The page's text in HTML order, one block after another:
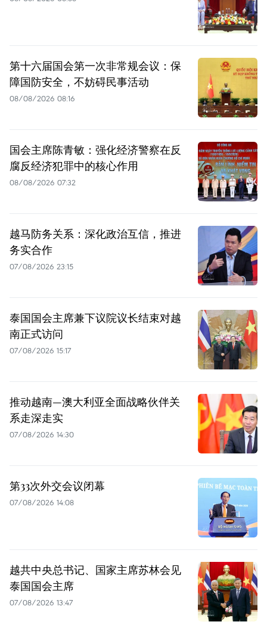
第十六届国会第一次非常规会议：保
障国防安全，不妨碍民事活动
08/08/2026 08:16
国会主席陈青敏：强化经济警察在反
腐反经济犯罪中的核心作用
08/08/2026 07:32
越马防务关系：深化政治互信，推进
务实合作
07/08/2026 23:15
泰国国会主席兼下议院议长结束对越
南正式访问
07/08/2026 15:17
推动越南—澳大利亚全面战略伙伴关
系走深走实
07/08/2026 14:30
第33次外交会议闭幕
07/08/2026 14:08
越共中央总书记、国家主席苏林会见
泰国国会主席
07/08/2026 13:47